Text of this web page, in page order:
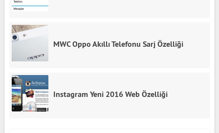
MWC Oppo Akıllı Telefonu Sarj Özelliği
Instagram Yeni 2016 Web Özelliği